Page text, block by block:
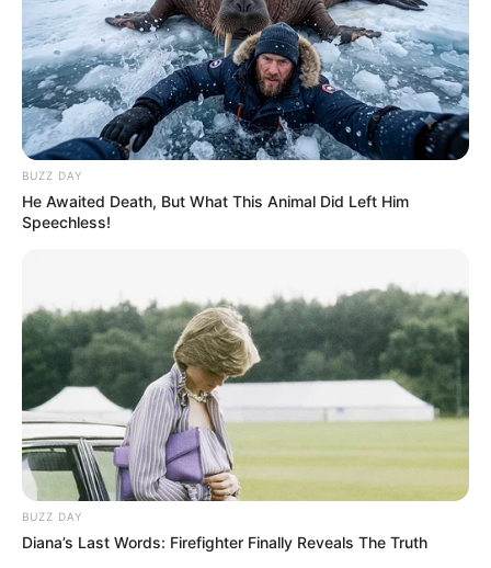
BUZZ DAY
He Awaited Death, But What This Animal Did Left Him
Speechless!
BUZZ DAY
Diana’s Last Words: Firefighter Finally Reveals The Truth